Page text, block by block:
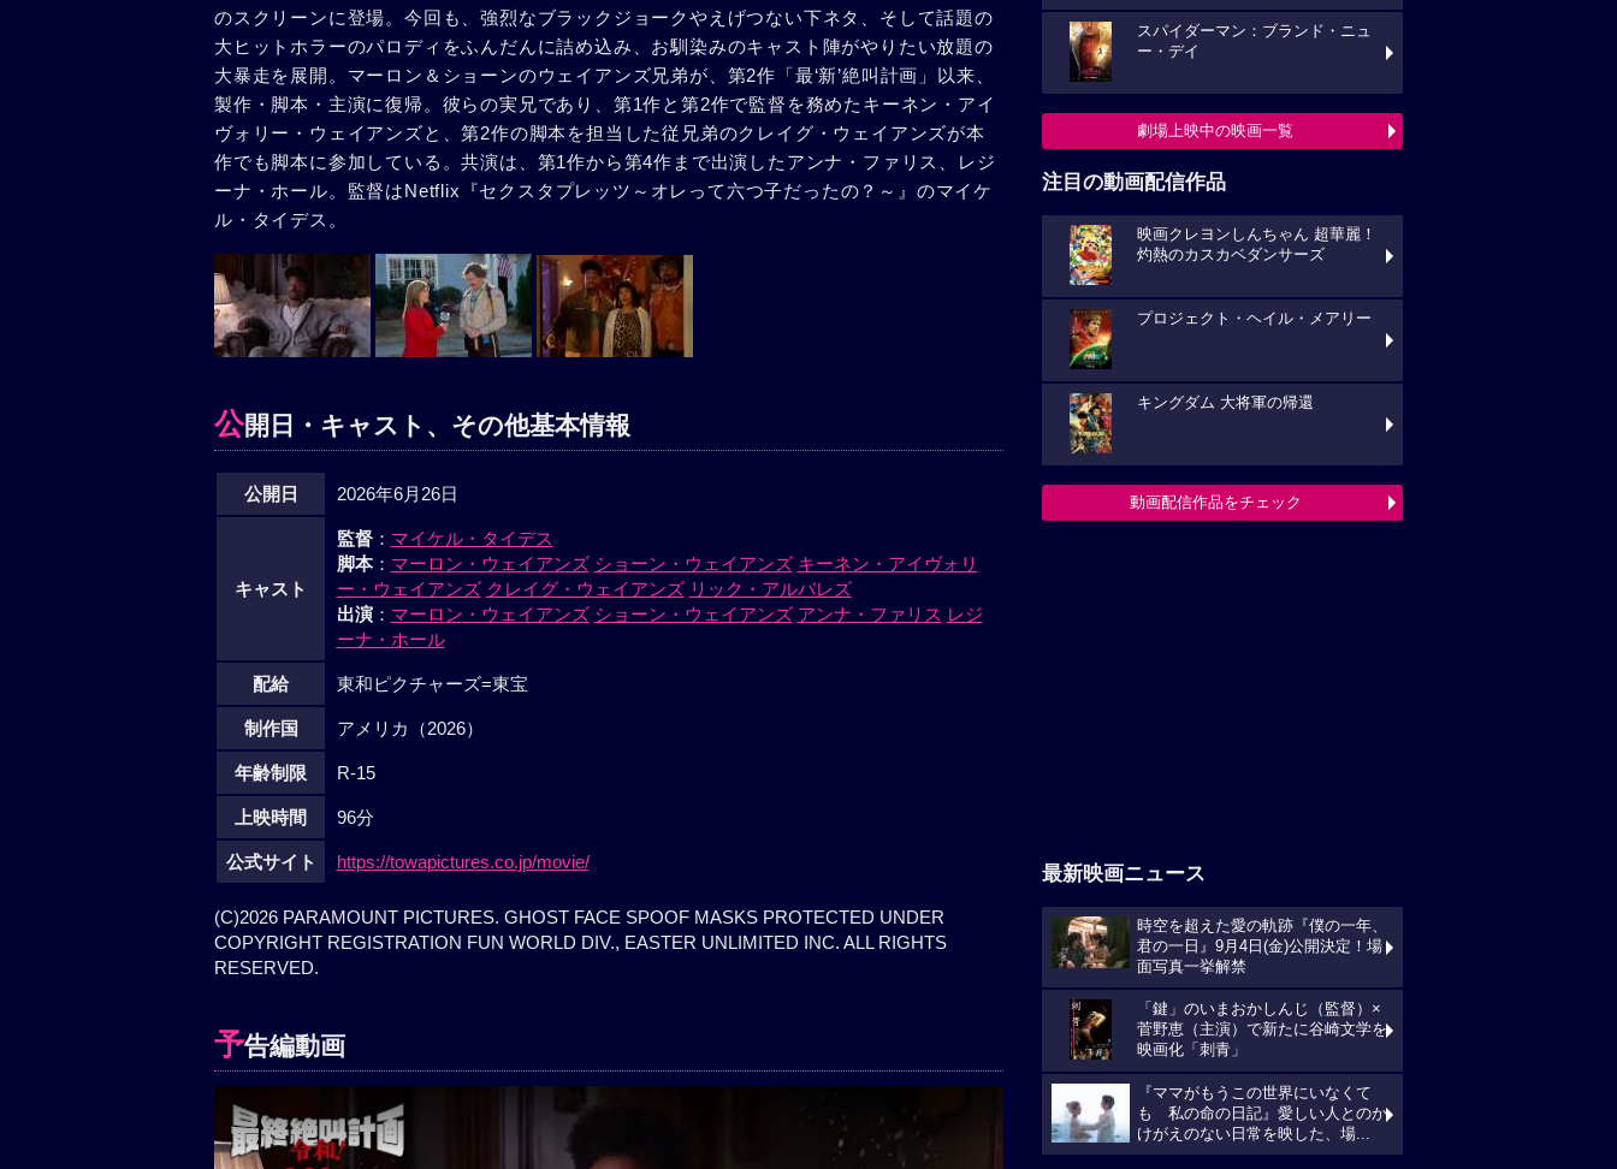
のスクリーンに登場。今回も、強烈なブラックジョークやえげつない下ネタ、そして話題の
大ヒットホラーのパロディをふんだんに詰め込み、お馴染みのキャスト陣がやりたい放題の
大暴走を展開。マーロン＆ショーンのウェイアンズ兄弟が、第2作「最‘新’絶叫計画」以来、
製作・脚本・主演に復帰。彼らの実兄であり、第1作と第2作で監督を務めたキーネン・アイ
ヴォリー・ウェイアンズと、第2作の脚本を担当した従兄弟のクレイグ・ウェイアンズが本
作でも脚本に参加している。共演は、第1作から第4作まで出演したアンナ・ファリス、レジ
ーナ・ホール。監督はNetflix『セクスタプレッツ～オレって六つ子だったの？～』のマイケ
ル・タイデス。
公開日・キャスト、その他基本情報
公開日 2026年6月26日
キャスト
監督： マイケル・タイデス
脚本： マーロン・ウェイアンズ ショーン・ウェイアンズ キーネン・アイヴォリ
ー・ウェイアンズ クレイグ・ウェイアンズ リック・アルバレズ
出演： マーロン・ウェイアンズ ショーン・ウェイアンズ アンナ・ファリス レジ
ーナ・ホール
配給 東和ピクチャーズ=東宝
制作国 アメリカ（2026）
年齢制限 R-15
上映時間 96分
公式サイト https://towapictures.co.jp/movie/
(C)2026 PARAMOUNT PICTURES. GHOST FACE SPOOF MASKS PROTECTED UNDER
COPYRIGHT REGISTRATION FUN WORLD DIV., EASTER UNLIMITED INC. ALL RIGHTS
RESERVED.
予告編動画
スパイダーマン：ブランド・ニュ
ー・デイ
劇場上映中の映画一覧
注目の動画配信作品
映画クレヨンしんちゃん 超華麗！
灼熱のカスカベダンサーズ
プロジェクト・ヘイル・メアリー
キングダム 大将軍の帰還
動画配信作品をチェック
最新映画ニュース
時空を超えた愛の軌跡『僕の一年、
君の一日』9月4日(金)公開決定！場
面写真一挙解禁
「鍵」のいまおかしんじ（監督）×
菅野恵（主演）で新たに谷崎文学を
映画化「刺青」
『ママがもうこの世界にいなくて
も 私の命の日記』愛しい人とのか
けがえのない日常を映した、場...